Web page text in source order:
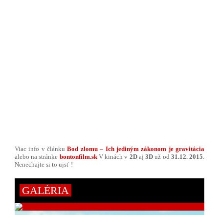
Viac info v článkuBod zlomu – Ich jediným zákonom je gravitácia
alebo na stránke bontonfilm.sk V kinách v 2Daj3D už od 31.12. 2015.
Nenechajte si to ujsť !
GALÉRIA